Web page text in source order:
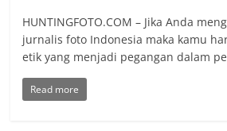
HUNTINGFOTO.COM – Jika Anda
jurnalis foto Indonesia maka kamu
etik yang menjadi pegangan dalam
Read more